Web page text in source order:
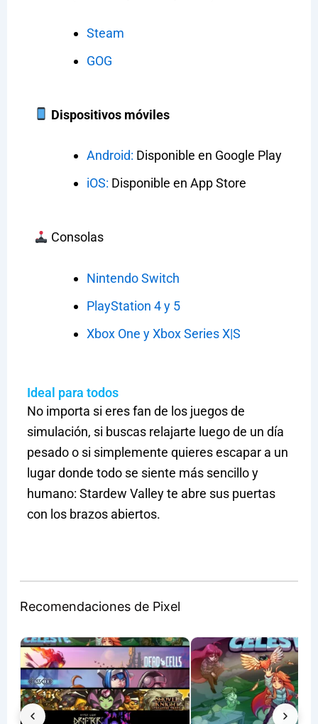
Steam
GOG
Dispositivos móviles
Android: Disponible en Google Play
iOS: Disponible en App Store
Consolas
Nintendo Switch
PlayStation 4 y 5
Xbox One y Xbox Series X|S
Ideal para todos
No importa si eres fan de los juegos de
simulación, si buscas relajarte luego de un día
pesado o si simplemente quieres escapar a un
lugar donde todo se siente más sencillo y
humano: Stardew Valley te abre sus puertas
con los brazos abiertos.
Recomendaciones de Pixel